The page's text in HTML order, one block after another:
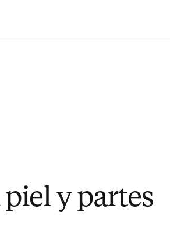
y partes